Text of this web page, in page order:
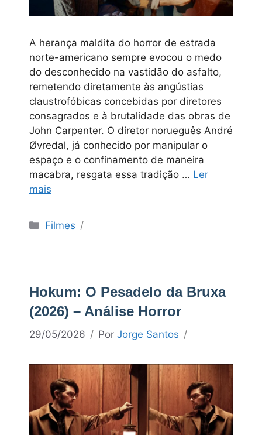
A herança maldita do horror de estrada
norte-americano sempre evocou o medo
do desconhecido na vastidão do asfalto,
remetendo diretamente às angústias
claustrofóbicas concebidas por diretores
consagrados e à brutalidade das obras de
John Carpenter. O diretor norueguês André
Øvredal, já conhecido por manipular o
espaço e o confinamento de maneira
macabra, resgata essa tradição … Ler
mais
Categorias
Filmes
Hokum: O Pesadelo da Bruxa
(2026) – Análise Horror
29/05/2026 Por Jorge Santos